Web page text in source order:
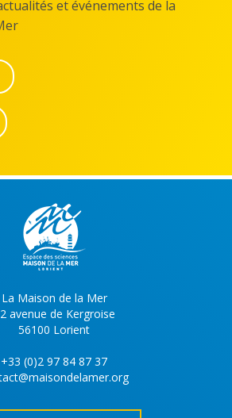
et événements de la
La Maison de la Mer
avenue de Kergroise
56100 Lorient
+33 (0)2 97 84 87 37